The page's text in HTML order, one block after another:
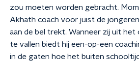
zou moeten worden gebracht.
Akhath coach voor juist de
aan de bel trekt. Wanneer zij uit het
te vallen biedt hij een-op-een
in de gaten hoe het buiten